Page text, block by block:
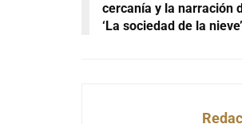
cercanía y la narración
‘La sociedad de la nieve’